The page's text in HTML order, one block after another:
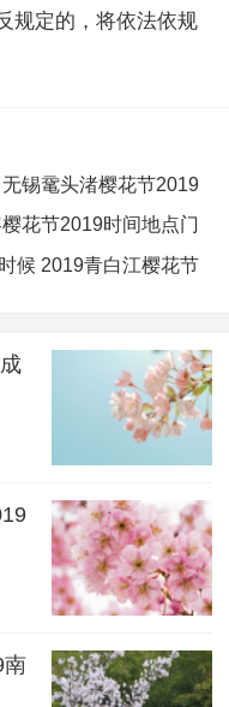
规定的，将依法依规
锡鼋头渚樱花节2019
花节2019时间地点门
候 2019青白江樱花节
南